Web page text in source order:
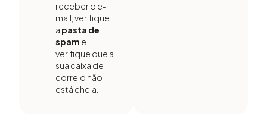
receber o e-
mail, verifique
a pasta de
spam e
verifique que a
sua caixa de
correio não
está cheia.